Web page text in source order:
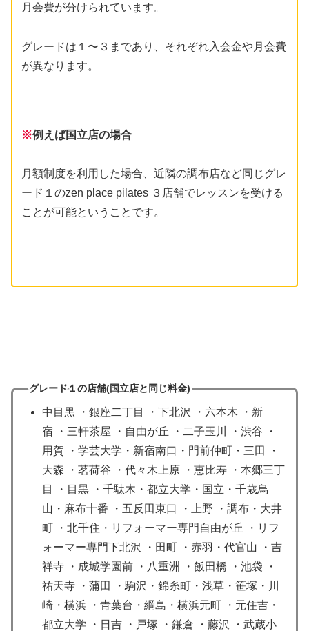
月会費が分けられています。
グレードは１〜３まであり、それぞれ入会金や月会費
が異なります。
※例えば国立店の場合
月額制度を利用した場合、近隣の調布店など同じグレ
ード１のzen place pilates ３店舗でレッスンを受ける
ことが可能ということです。
グレード１の店舗(国立店と同じ料金)
中目黒 ・銀座二丁目 ・下北沢 ・六本木 ・新
宿 ・三軒茶屋 ・自由が丘 ・二子玉川 ・渋谷 ・
用賀 ・学芸大学・新宿南口・門前仲町・三田 ・
大森 ・茗荷谷 ・代々木上原 ・恵比寿 ・本郷三丁
目 ・目黒 ・千駄木・都立大学・国立・千歳烏
山・麻布十番 ・五反田東口 ・上野 ・調布・大井
町 ・北千住・リフォーマー専門自由が丘 ・リフ
ォーマー専門下北沢 ・田町 ・赤羽・代官山 ・吉
祥寺 ・成城学園前 ・八重洲 ・飯田橋 ・池袋 ・
祐天寺 ・蒲田 ・駒沢・錦糸町・浅草・笹塚・川
崎・横浜 ・青葉台・綱島・横浜元町 ・元住吉・
都立大学 ・日吉 ・戸塚 ・鎌倉 ・藤沢 ・武蔵小